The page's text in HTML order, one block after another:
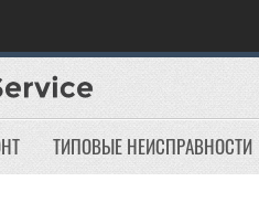
ТИПОВЫЕ НЕИСПРАВНОСТИ